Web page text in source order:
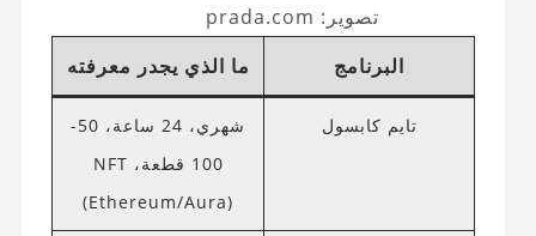
تصوير: prada.com
البرنامج
ما الذي يجدر معرفته
تايم كابسول
شهري، 24 ساعة، 50-
100 قطعة، NFT
(Ethereum/Aura)